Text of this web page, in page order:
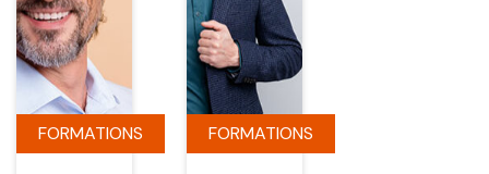
FORMATIONS FORMATIONS